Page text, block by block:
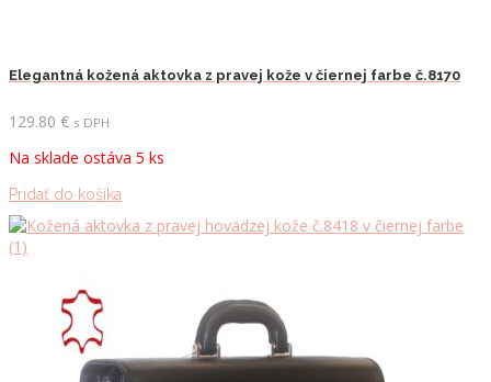
Elegantná kožená aktovka z pravej kože v čiernej farbe č.8170
129.80 € s DPH
Na sklade ostáva 5 ks
Pridať do košíka